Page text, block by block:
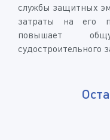
службы защитных
затраты на его
повышает
судостроительного